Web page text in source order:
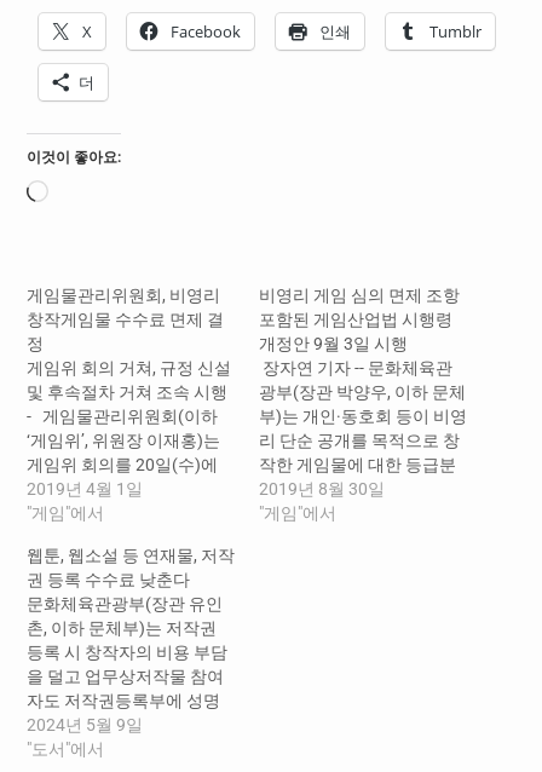
X Facebook 인쇄 Tumblr
더
이것이 좋아요:
로
게임물관리위원회, 비영리
창작게임물 수수료 면제 결
정
게임위 회의 거쳐, 규정 신설
및 후속절차 거쳐 조속 시행
- 게임물관리위원회(이하
‘게임위’, 위원장 이재홍)는
게임위 회의를 20일(수)에
개최하여 청소년 등 게임개
발자의 게임 창작의욕 고취
였고, 관보게재 등 후속절차
를 완비하여 조속히 시행하
기로 하였다. 이날 회의에
서는, 위원들 간에 청소년 등
이 창작한 비영리 목적의 게
임물에 대하여 현행…
2019년 4월 1일
"게임"에서
비영리 게임 심의 면제 조항
포함된 게임산업법 시행령
개정안 9월 3일 시행
장자연 기자 -- 문화체육관
광부(장관 박양우, 이하 문체
부)는 개인·동호회 등이 비영
리 단순 공개를 목적으로 창
작한 게임물에 대한 등급분
류를 면제하는 내용 등을 포
함한 「게임산업 진흥에 관
2019년 8월 30일
"게임"에서
웹툰, 웹소설 등 연재물, 저작
권 등록 수수료 낮춘다
문화체육관광부(장관 유인
촌, 이하 문체부)는 저작권
등록 시 창작자의 비용 부담
을 덜고 업무상저작물 참여
자도 저작권등록부에 성명
등을 기재하도록 개정한 ｢저
작권법｣ 시행규칙(제6조, 제
2024년 5월 9일
"도서"에서